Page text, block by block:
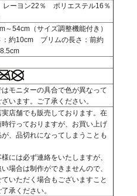
ーヨン22％ ポリエステル16％
～54cm（サイズ調整機能付き）
：約10cm ブリムの長さ：前約
モニターの具合で色が異なって
います。ご了承ください。
店舗でも販売しております。在
行っておりますが、お買い上げ
、品切れになってしまうことも
には必ず連絡をいたしますが、
場合は制作ができませんので、
いただく場合もございますこと
承ください。